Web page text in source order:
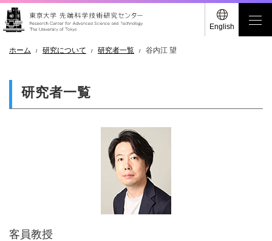
English
ホーム 研究について 研究者一覧 谷内江 望
研究者一覧
客員教授